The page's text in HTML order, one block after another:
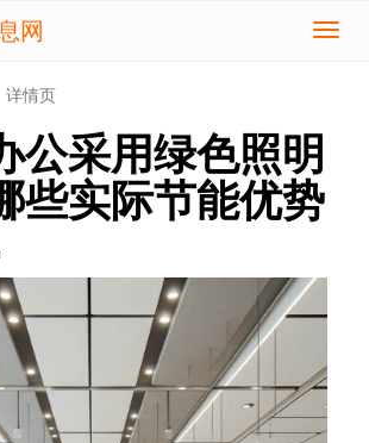
切
网
详情页
公采用绿色照明
些实际节能优势